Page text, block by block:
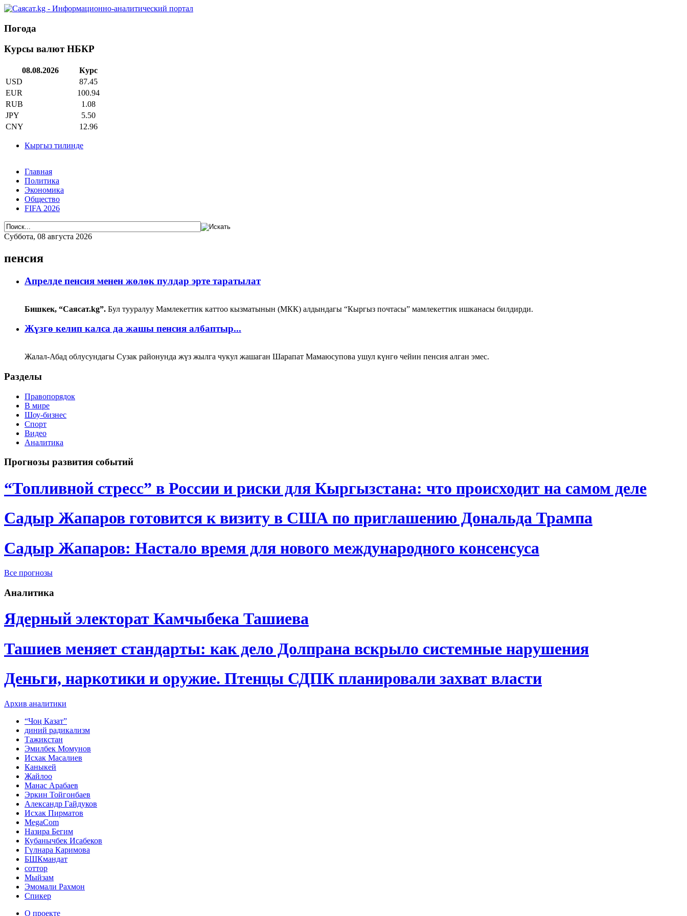
Погода
Курсы валют НБКР
08.08.2026
Курс
USD
87.45
EUR
100.94
RUB
1.08
JPY
5.50
CNY
12.96
Кыргыз тилинде
Главная
Политика
Экономика
Общество
FIFA 2026
Суббота, 08 августа 2026
пенсия
​​​​​​​Апрелде пенсия менен жөлөк пулдар эрте таратылат
Бишкек, “Саясат.kg”. Бул тууралуу Мамлекеттик каттоо кызматынын (МКК) алдындагы “Кыргыз почтасы” мамлекеттик ишканасы билдирди.
Жүзгө келип калса да жашы пенсия албаптыр...
Жалал-Абад облусундагы Сузак районунда жүз жылга чукул жашаган Шарапат Мамаюсупова ушул күнгө чейин пенсия алган эмес.
Разделы
Правопорядок
В мире
Шоу-бизнес
Спорт
Видео
Аналитика
Прогнозы развития событий
“Топливной стресс” в России и риски для Кыргызстана: что происходит на самом деле
Садыр Жапаров готовится к визиту в США по приглашению Дональда Трампа
Садыр Жапаров: Настало время для нового международного консенсуса
Все прогнозы
Аналитика
Ядерный электорат Камчыбека Ташиева
Ташиев меняет стандарты: как дело Долпрана вскрыло системные нарушения
Деньги, наркотики и оружие. Птенцы СДПК планировали захват власти
Архив аналитики
“Чоң Казат”
диний радикализм
Тажикстан
Эмилбек Момунов
Исхак Масалиев
Каныкей
Жайлоо
Манас Арабаев
Эркин Тойгонбаев
Александр Гайдуков
Исхак Пирматов
MegaCom
Назира Бегим
Кубанычбек Исабеков
Гүлнара Каримова
БШКмандат
соттор
Мыйзам
Эмомали Рахмон
Спикер
О проекте